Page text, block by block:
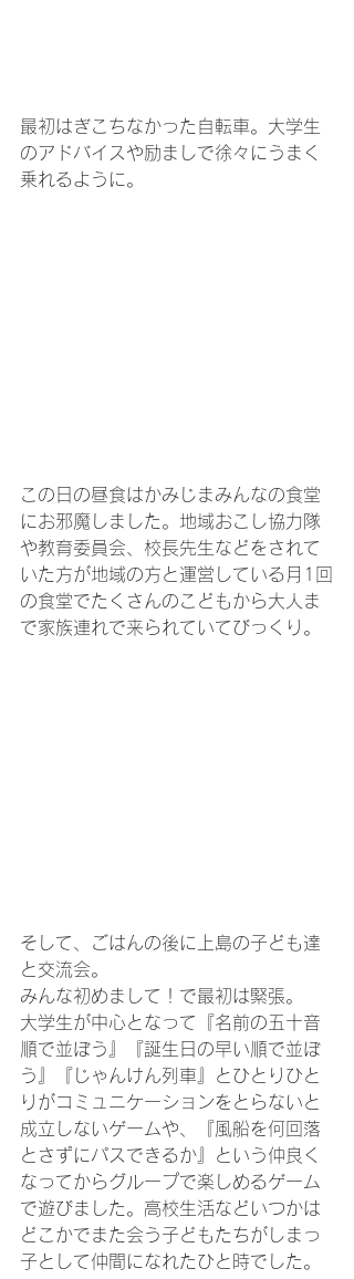
最初はぎこちなかった自転車。大学生
のアドバイスや励ましで徐々にうまく
乗れるように。
この日の昼食はかみじまみんなの食堂
にお邪魔しました。地域おこし協力隊
や教育委員会、校長先生などをされて
いた方が地域の方と運営している月1回
の食堂でたくさんのこどもから大人ま
で家族連れで来られていてびっくり。
そして、ごはんの後に上島の子ども達
と交流会。
みんな初めまして！で最初は緊張。
大学生が中心となって『名前の五十音
順で並ぼう』『誕生日の早い順で並ぼ
う』『じゃんけん列車』とひとりひと
りがコミュニケーションをとらないと
成立しないゲームや、『風船を何回落
とさずにパスできるか』という仲良く
なってからグループで楽しめるゲーム
で遊びました。高校生活などいつかは
どこかでまた会う子どもたちがしまっ
子として仲間になれたひと時でした。